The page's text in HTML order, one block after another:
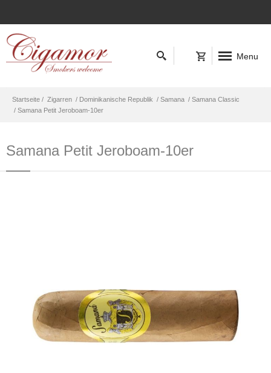
Menu
Startseite / Zigarren / Dominikanische Republik / Samana / Samana Classic
/ Samana Petit Jeroboam-10er
Samana Petit Jeroboam-10er